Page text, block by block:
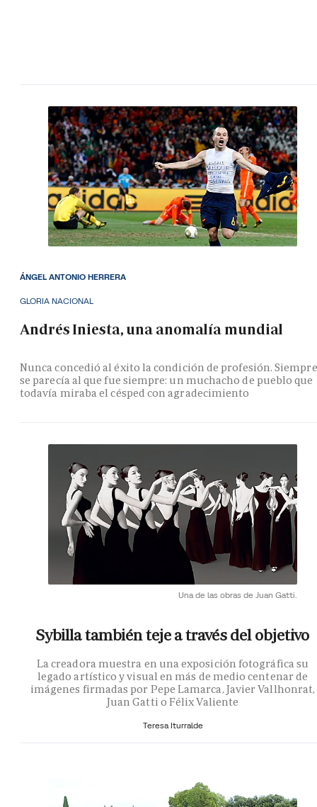
GLORIA NACIONAL
Andrés Iniesta, una anomalía mundial
Nunca concedió al éxito la condición de profesión. Siempre
se parecía al que fue siempre: un muchacho de pueblo que
todavía miraba el césped con agradecimiento
ÁNGEL ANTONIO HERRERA
Una de las obras de Juan Gatti.
Sybilla también teje a través del objetivo
La creadora muestra en una exposición fotográfica su
legado artístico y visual en más de medio centenar de
imágenes firmadas por Pepe Lamarca, Javier Vallhonrat,
Juan Gatti o Félix Valiente
Teresa Iturralde